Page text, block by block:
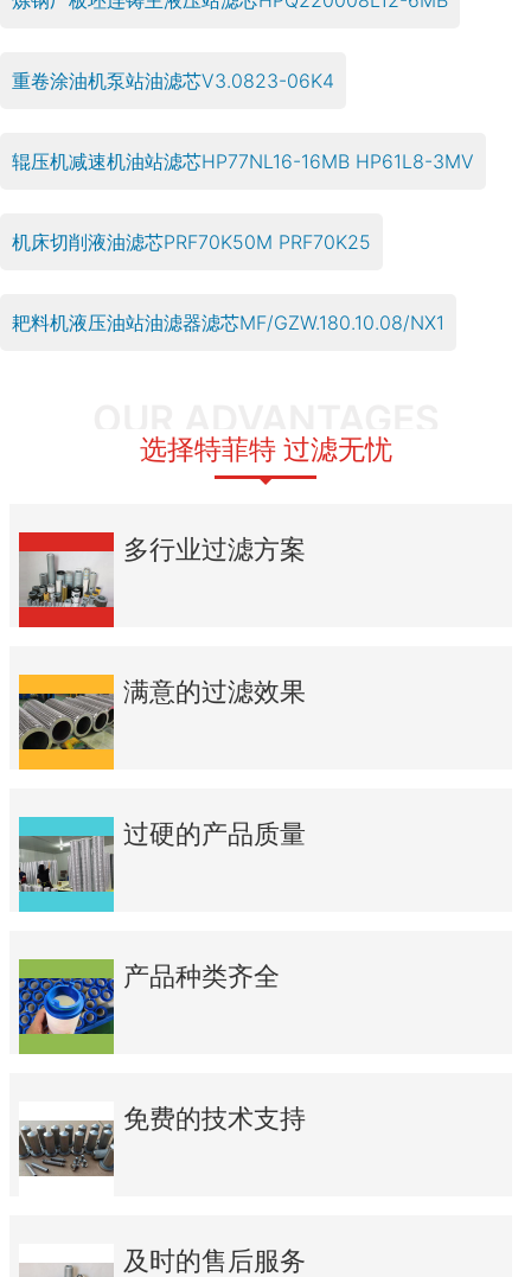
重卷涂油机泵站油滤芯V3.0823-06K4
辊压机减速机油站滤芯HP77NL16-16MB HP61L8-3MV
机床切削液油滤芯PRF70K50M PRF70K25
耙料机液压油站油滤器滤芯MF/GZW.180.10.08/NX1
选择特菲特 过滤无忧
多行业过滤方案
满意的过滤效果
过硬的产品质量
产品种类齐全
免费的技术支持
及时的售后服务